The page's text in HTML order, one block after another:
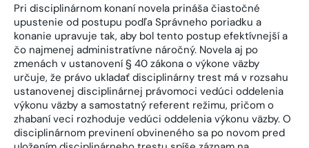
Pri disciplinárnom konaní novela prináša čiastočné
upustenie od postupu podľa Správneho poriadku a
konanie upravuje tak, aby bol tento postup efektívnejší a
čo najmenej administratívne náročný. Novela aj po
zmenách v ustanovení § 40 zákona o výkone väzby
určuje, že právo ukladať disciplinárny trest má v rozsahu
ustanovenej disciplinárnej právomoci vedúci oddelenia
výkonu väzby a samostatný referent režimu, pričom o
zhabaní veci rozhoduje vedúci oddelenia výkonu väzby. O
disciplinárnom previnení obvineného sa po novom pred